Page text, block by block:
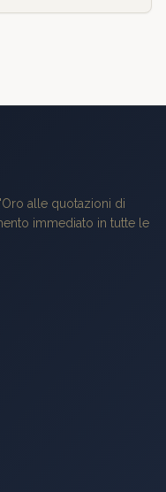
alle quotazioni di
immediato in tutte le